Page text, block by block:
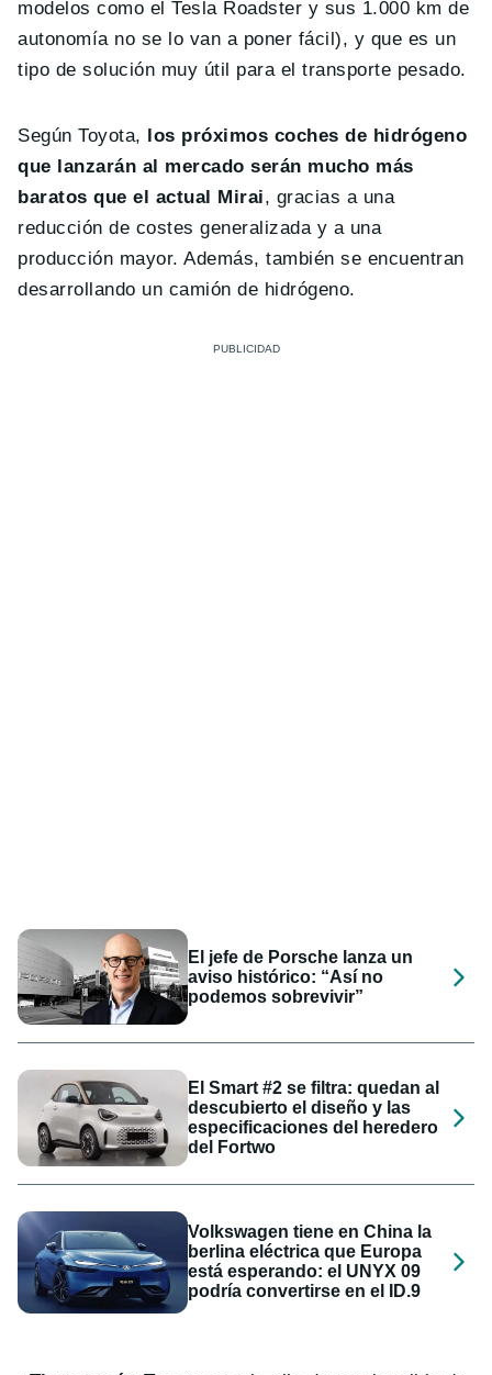
modelos como el Tesla Roadster y sus 1.000 km de
autonomía no se lo van a poner fácil), y que es un
tipo de solución muy útil para el transporte pesado.
Según Toyota, los próximos coches de hidrógeno
que lanzarán al mercado serán mucho más
baratos que el actual Mirai, gracias a una
reducción de costes generalizada y a una
producción mayor. Además, también se encuentran
desarrollando un camión de hidrógeno.
El jefe de Porsche lanza un
aviso histórico: “Así no
podemos sobrevivir”
El Smart #2 se filtra: quedan al
descubierto el diseño y las
especificaciones del heredero
del Fortwo
Volkswagen tiene en China la
berlina eléctrica que Europa
está esperando: el UNYX 09
podría convertirse en el ID.9